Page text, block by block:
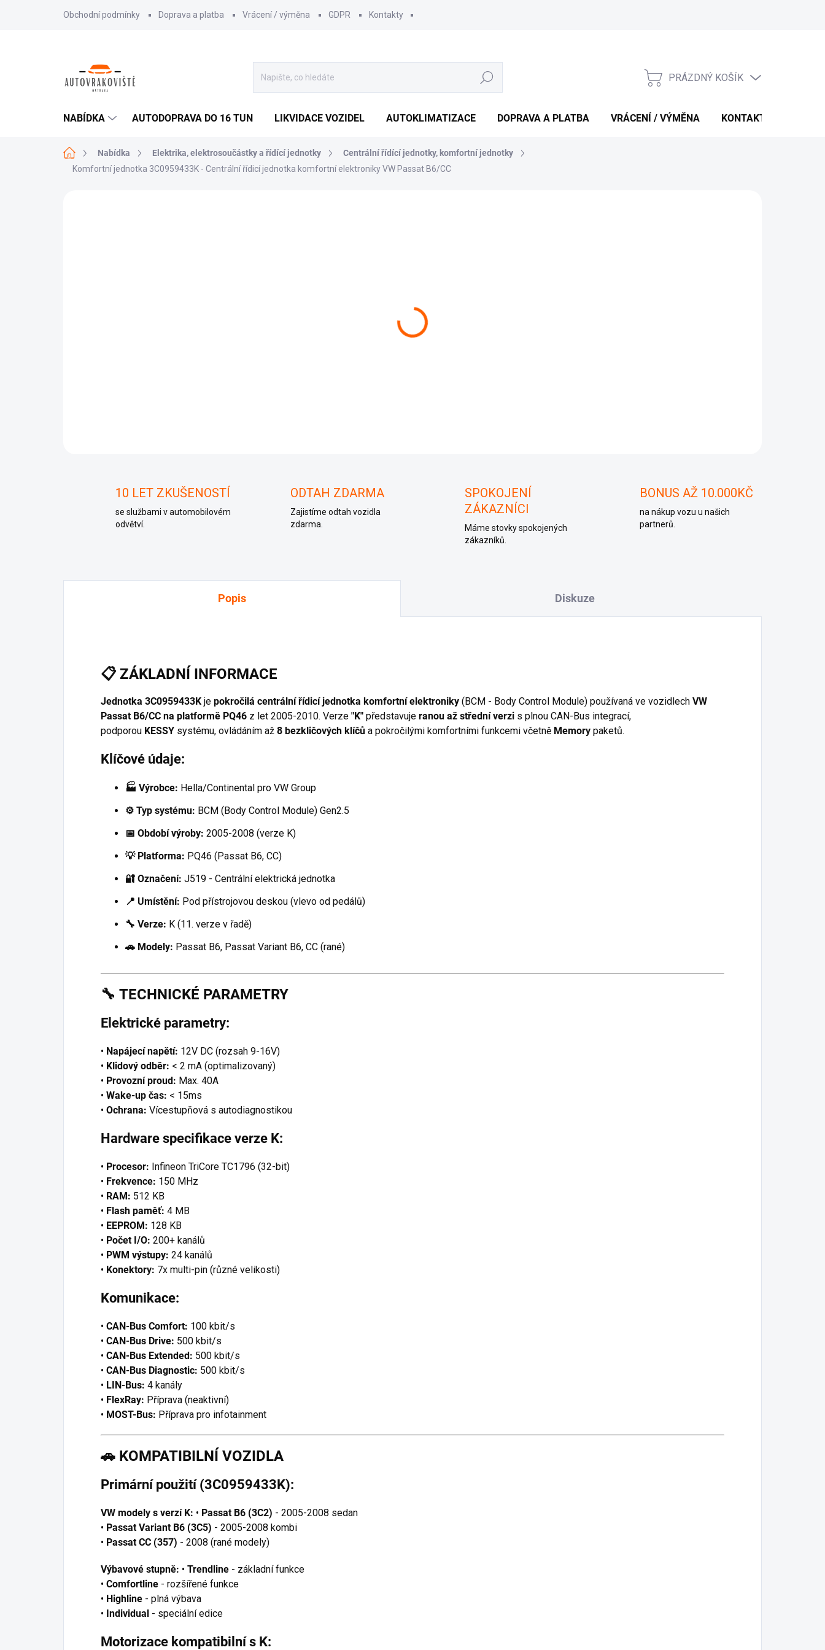
Obchodní podmínky Doprava a platba Vrácení / výměna GDPR Kontakty
Hledat
NÁKUPNÍ
PRÁZDNÝ KOŠÍK
NABÍDKA AUTODOPRAVA DO 16 TUN LIKVIDACE VOZIDEL AUTOKLIMATIZACE DOPRAVA A PLATBA VRÁCENÍ / VÝMĚNA KONTAKTY
Domů Nabídka Elektrika, elektrosoučástky a řídící jednotky
Centrální řídící jednotky, komfortní jednotky
Komfortní jednotka 3C0959433K - Centrální řídicí jednotka komfortní elektroniky VW Passat B6/CC
10 LET ZKUŠENOSTÍ
se službami v automobilovém
odvětví.
ODTAH ZDARMA
Zajistíme odtah vozidla
zdarma.
SPOKOJENÍ
ZÁKAZNÍCI
Máme stovky spokojených
zákazníků.
BONUS AŽ 10.000KČ
na nákup vozu u našich
partnerů.
Popis Diskuze
📋 ZÁKLADNÍ INFORMACE
Jednotka 3C0959433K je pokročilá centrální řídicí jednotka komfortní elektroniky (BCM - Body Control Module) používaná ve vozidlech VW
Passat B6/CC na platformě PQ46 z let 2005-2010. Verze "K" představuje ranou až střední verzi s plnou CAN-Bus integrací,
podporou KESSY systému, ovládáním až 8 bezkličových klíčů a pokročilými komfortními funkcemi včetně Memory paketů.
Klíčové údaje:
🏭 Výrobce: Hella/Continental pro VW Group
⚙️ Typ systému: BCM (Body Control Module) Gen2.5
📅 Období výroby: 2005-2008 (verze K)
💡 Platforma: PQ46 (Passat B6, CC)
🔐 Označení: J519 - Centrální elektrická jednotka
📍 Umístění: Pod přístrojovou deskou (vlevo od pedálů)
🔧 Verze: K (11. verze v řadě)
🚗 Modely: Passat B6, Passat Variant B6, CC (rané)
🔧 TECHNICKÉ PARAMETRY
Elektrické parametry:
• Napájecí napětí: 12V DC (rozsah 9-16V)
• Klidový odběr: < 2 mA (optimalizovaný)
• Provozní proud: Max. 40A
• Wake-up čas: < 15ms
• Ochrana: Vícestupňová s autodiagnostikou
Hardware specifikace verze K:
• Procesor: Infineon TriCore TC1796 (32-bit)
• Frekvence: 150 MHz
• RAM: 512 KB
• Flash paměť: 4 MB
• EEPROM: 128 KB
• Počet I/O: 200+ kanálů
• PWM výstupy: 24 kanálů
• Konektory: 7x multi-pin (různé velikosti)
Komunikace:
• CAN-Bus Comfort: 100 kbit/s
• CAN-Bus Drive: 500 kbit/s
• CAN-Bus Extended: 500 kbit/s
• CAN-Bus Diagnostic: 500 kbit/s
• LIN-Bus: 4 kanály
• FlexRay: Příprava (neaktivní)
• MOST-Bus: Příprava pro infotainment
🚗 KOMPATIBILNÍ VOZIDLA
Primární použití (3C0959433K):
VW modely s verzí K: • Passat B6 (3C2) - 2005-2008 sedan
• Passat Variant B6 (3C5) - 2005-2008 kombi
• Passat CC (357) - 2008 (rané modely)
Výbavové stupně: • Trendline - základní funkce
• Comfortline - rozšířené funkce
• Highline - plná výbava
• Individual - speciální edice
Motorizace kompatibilní s K: